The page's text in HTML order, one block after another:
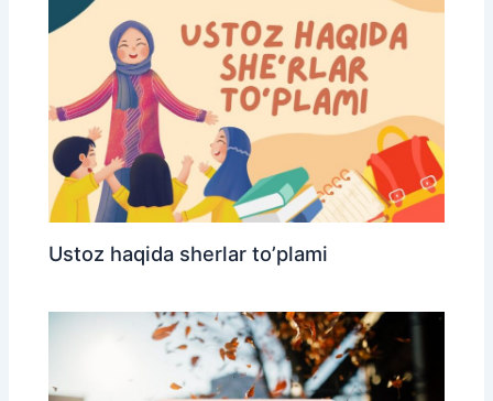
Ustoz haqida sherlar to’plami